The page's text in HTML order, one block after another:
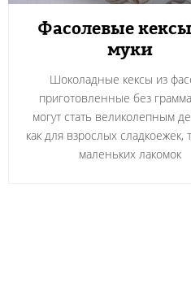
Фасолевые
муки
Шоколадные кексы из
приготовленные без
могут стать великолепным
как для взрослых сладкоежек,
маленьких лакомок